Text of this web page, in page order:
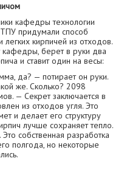
кафедры технологии
придумали способ
легких кирпичей из отходов.
берет в руки два
и ставит один на весы:
да? — потирает он руки.
же. Сколько? 2098
— Секрет заключается в
из отходов угля. Это
и делает его структуру
лучше сохраняет тепло.
собственная разработка
полгода, но некоторые